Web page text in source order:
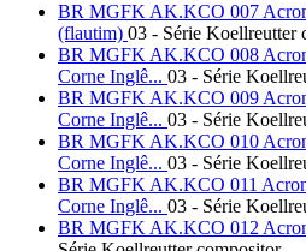
BR MGFK AK.KCO 007
(flautim) 03 - Série Koellreutter
BR MGFK AK.KCO 008
Corne Inglê... 03 - Série
BR MGFK AK.KCO 009
Corne Inglê... 03 - Série
BR MGFK AK.KCO 010
Corne Inglê... 03 - Série
BR MGFK AK.KCO 011
Corne Inglê... 03 - Série
BR MGFK AK.KCO 012